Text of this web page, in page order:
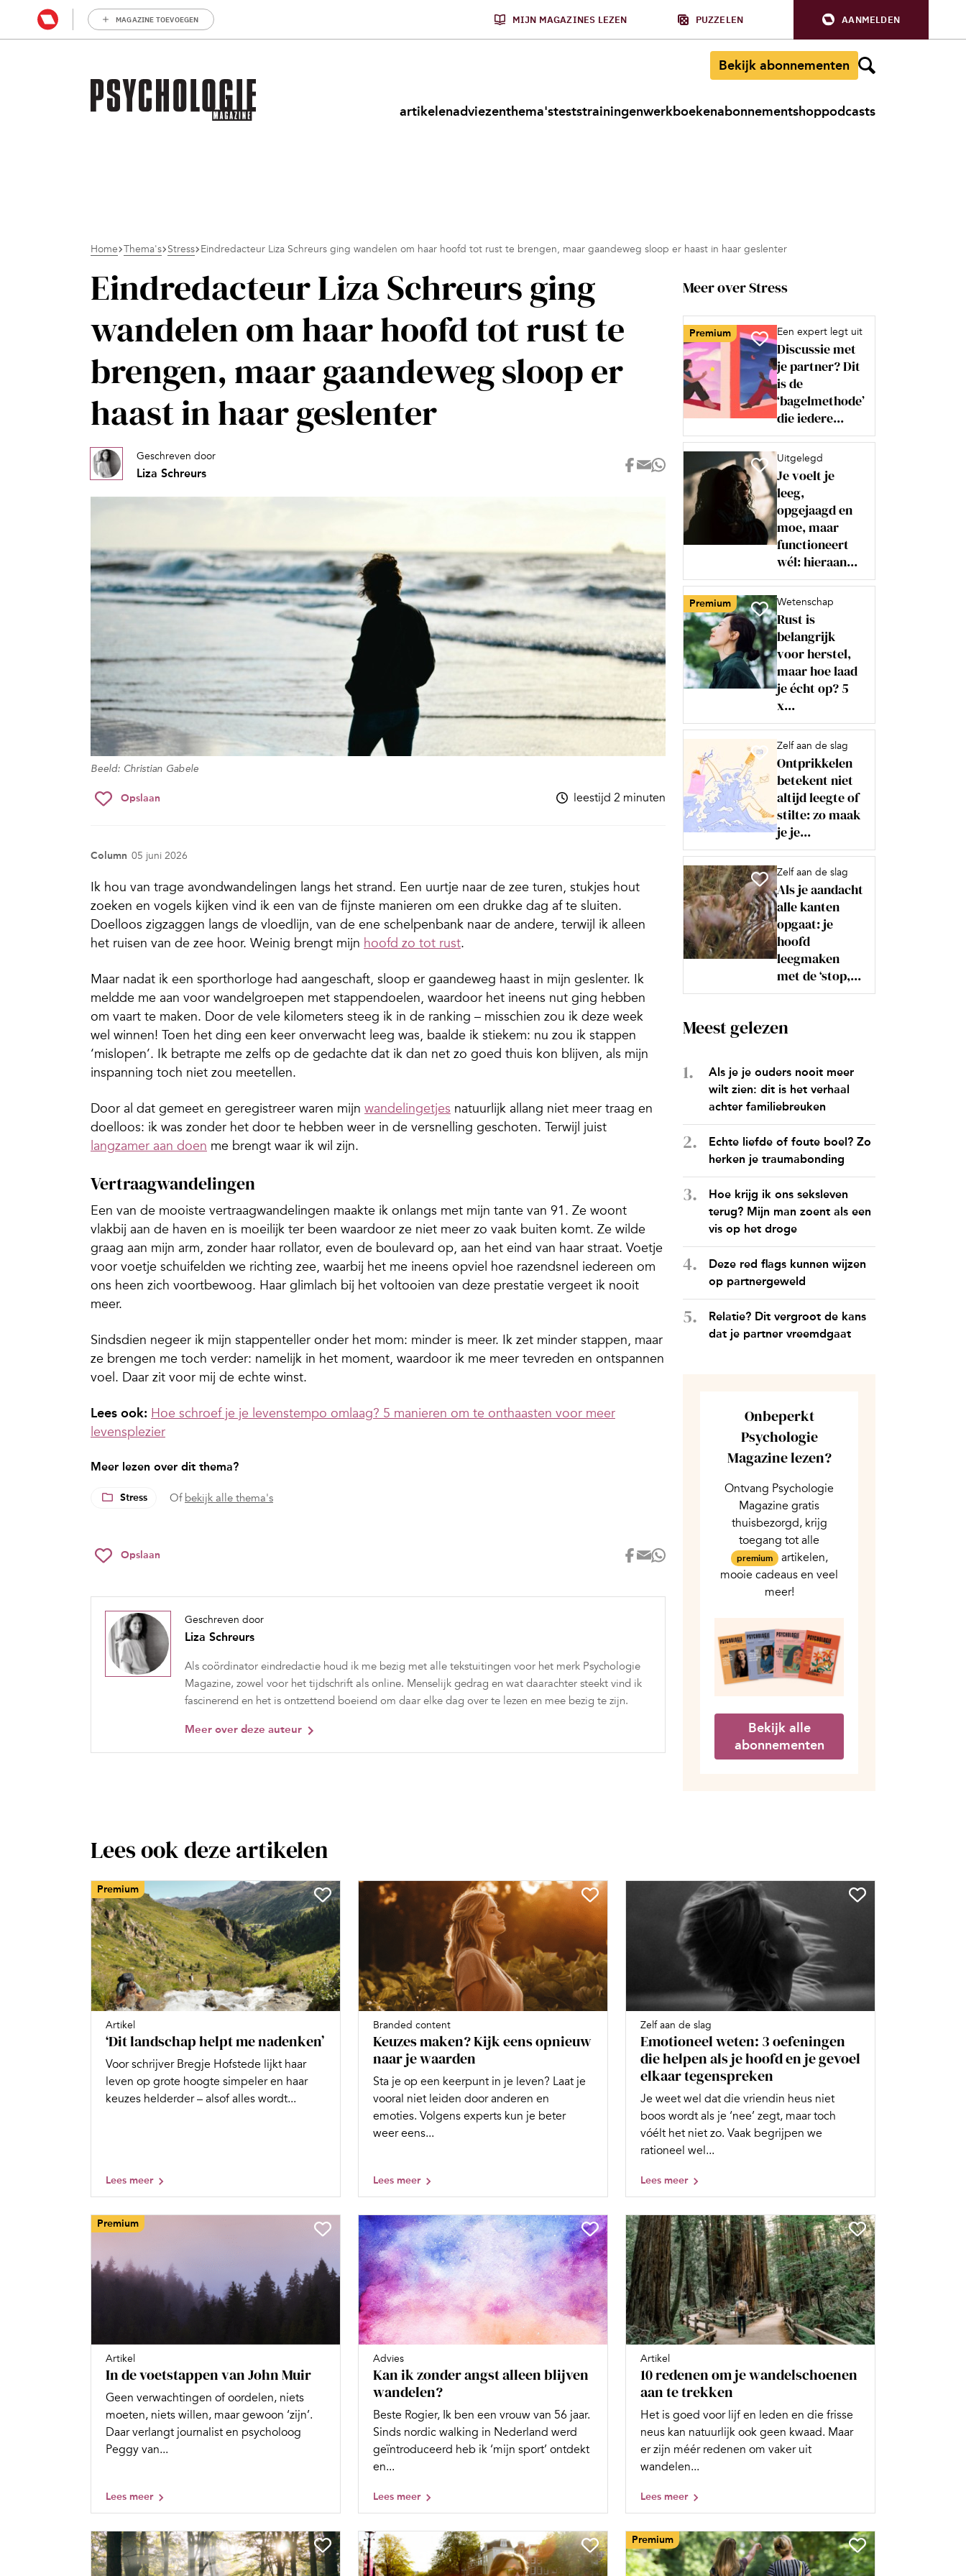
MAGAZINE TOEVOEGEN MIJN MAGAZINES LEZEN PUZZELEN AANMELDEN
Bekijk abonnementen
artikelenadviezenthema'steststrainingenwerkboekenabonnementshoppodcasts
Home Thema's Stress Eindredacteur Liza Schreurs ging wandelen om haar hoofd tot rust te brengen, maar gaandeweg sloop er haast in haar geslenter
Eindredacteur Liza Schreurs ging
wandelen om haar hoofd tot rust te
brengen, maar gaandeweg sloop er
haast in haar geslenter
Geschreven door
Liza Schreurs
Beeld: Christian Gabele
Opslaan leestijd 2 minuten
Column 05 juni 2026
Ik hou van trage avondwandelingen langs het strand. Een uurtje naar de zee turen, stukjes hout
zoeken en vogels kijken vind ik een van de fijnste manieren om een drukke dag af te sluiten.
Doelloos zigzaggen langs de vloedlijn, van de ene schelpenbank naar de andere, terwijl ik alleen
het ruisen van de zee hoor. Weinig brengt mijn hoofd zo tot rust.
Maar nadat ik een sporthorloge had aangeschaft, sloop er gaandeweg haast in mijn geslenter. Ik
meldde me aan voor wandelgroepen met stappendoelen, waardoor het ineens nut ging hebben
om vaart te maken. Door de vele kilometers steeg ik in de ranking – misschien zou ik deze week
wel winnen! Toen het ding een keer onverwacht leeg was, baalde ik stiekem: nu zou ik stappen
‘mislopen’. Ik betrapte me zelfs op de gedachte dat ik dan net zo goed thuis kon blijven, als mijn
inspanning toch niet zou meetellen.
Door al dat gemeet en geregistreer waren mijn wandelingetjes natuurlijk allang niet meer traag en
doelloos: ik was zonder het door te hebben weer in de versnelling geschoten. Terwijl juist
langzamer aan doen me brengt waar ik wil zijn.
Vertraagwandelingen
Een van de mooiste vertraagwandelingen maakte ik onlangs met mijn tante van 91. Ze woont
vlakbij aan de haven en is moeilijk ter been waardoor ze niet meer zo vaak buiten komt. Ze wilde
graag aan mijn arm, zonder haar rollator, even de boulevard op, aan het eind van haar straat. Voetje
voor voetje schuifelden we richting zee, waarbij het me ineens opviel hoe razendsnel iedereen om
ons heen zich voortbewoog. Haar glimlach bij het voltooien van deze prestatie vergeet ik nooit
meer.
Sindsdien negeer ik mijn stappenteller onder het mom: minder is meer. Ik zet minder stappen, maar
ze brengen me toch verder: namelijk in het moment, waardoor ik me meer tevreden en ontspannen
voel. Daar zit voor mij de echte winst.
Lees ook: Hoe schroef je je levenstempo omlaag? 5 manieren om te onthaasten voor meer
levensplezier
Meer lezen over dit thema?
Stress Of bekijk alle thema's
Opslaan
Geschreven door
Liza Schreurs
Als coördinator eindredactie houd ik me bezig met alle tekstuitingen voor het merk Psychologie
Magazine, zowel voor het tijdschrift als online. Menselijk gedrag en wat daarachter steekt vind ik
fascinerend en het is ontzettend boeiend om daar elke dag over te lezen en mee bezig te zijn.
Meer over deze auteur
Meer over Stress
Premium Een expert legt uit
Discussie met
je partner? Dit
is de
‘bagelmethode’
die iedere...
Uitgelegd
Je voelt je
leeg,
opgejaagd en
moe, maar
functioneert
wél: hieraan...
Premium Wetenschap
Rust is
belangrijk
voor herstel,
maar hoe laad
je écht op? 5
x...
Zelf aan de slag
Ontprikkelen
betekent niet
altijd leegte of
stilte: zo maak
je je...
Zelf aan de slag
Als je aandacht
alle kanten
opgaat: je
hoofd
leegmaken
met de ‘stop,...
Meest gelezen
Als je je ouders nooit meer
wilt zien: dit is het verhaal
achter familiebreuken
Echte liefde of foute boel? Zo
herken je traumabonding
Hoe krijg ik ons seksleven
terug? Mijn man zoent als een
vis op het droge
Deze red flags kunnen wijzen
op partnergeweld
Relatie? Dit vergroot de kans
dat je partner vreemdgaat
Onbeperkt
Psychologie
Magazine lezen?
Ontvang Psychologie
Magazine gratis
thuisbezorgd, krijg
toegang tot alle
premium artikelen,
mooie cadeaus en veel
meer!
Bekijk alle
abonnementen
Lees ook deze artikelen
Premium
Artikel
‘Dit landschap helpt me nadenken’
Voor schrijver Bregje Hofstede lijkt haar
leven op grote hoogte simpeler en haar
keuzes helderder – alsof alles wordt...
Lees meer
Branded content
Keuzes maken? Kijk eens opnieuw
naar je waarden
Sta je op een keerpunt in je leven? Laat je
vooral niet leiden door anderen en
emoties. Volgens experts kun je beter
weer eens...
Lees meer
Zelf aan de slag
Emotioneel weten: 3 oefeningen
die helpen als je hoofd en je gevoel
elkaar tegenspreken
Je weet wel dat die vriendin heus niet
boos wordt als je ‘nee’ zegt, maar toch
vóélt het niet zo. Vaak begrijpen we
rationeel wel...
Lees meer
Premium
Artikel
In de voetstappen van John Muir
Geen verwachtingen of oordelen, niets
moeten, niets willen, maar gewoon ‘zijn’.
Daar verlangt journalist en psycholoog
Peggy van...
Lees meer
Advies
Kan ik zonder angst alleen blijven
wandelen?
Beste Rogier, Ik ben een vrouw van 56 jaar.
Sinds nordic walking in Nederland werd
geïntroduceerd heb ik ‘mijn sport’ ontdekt
en...
Lees meer
Artikel
10 redenen om je wandelschoenen
aan te trekken
Het is goed voor lijf en leden en die frisse
neus kan natuurlijk ook geen kwaad. Maar
er zijn méér redenen om vaker uit
wandelen...
Lees meer
Premium